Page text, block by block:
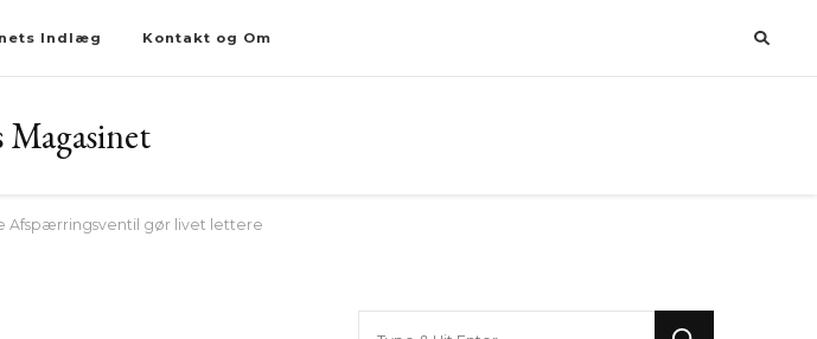
Indlæg Kontakt og Om
Afspærringsventil gør livet lettere